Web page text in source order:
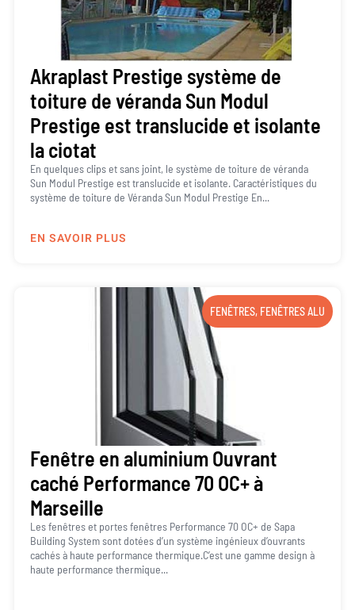
Akraplast Prestige système de
toiture de véranda Sun Modul
Prestige est translucide et isolante
la ciotat
En quelques clips et sans joint, le système de toiture de véranda
Sun Modul Prestige est translucide et isolante. Caractéristiques du
système de toiture de Véranda Sun Modul Prestige En...
EN SAVOIR PLUS
FENÊTRES, FENÊTRES ALU
Fenêtre en aluminium Ouvrant
caché Performance 70 OC+ à
Marseille
Les fenêtres et portes fenêtres Performance 70 OC+ de Sapa
Building System sont dotées d’un système ingénieux d’ouvrants
cachés à haute performance thermique.C’est une gamme design à
haute performance thermique...